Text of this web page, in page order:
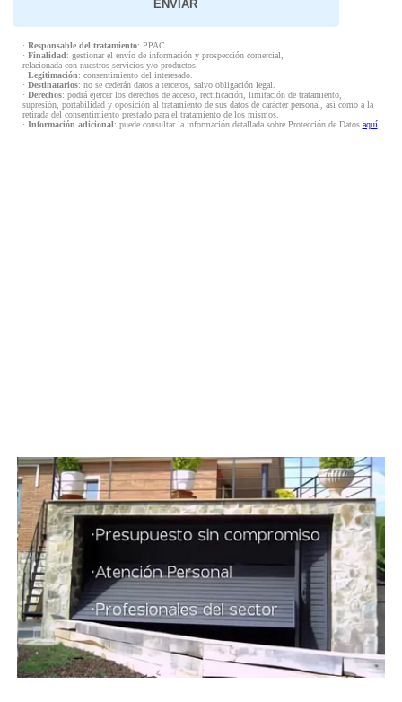
· Responsable del tratamiento: PPAC
· Finalidad: gestionar el envío de información y prospección comercial,
relacionada con nuestros servicios y/o productos.
· Legitimación: consentimiento del interesado.
· Destinatarios: no se cederán datos a terceros, salvo obligación legal.
· Derechos: podrá ejercer los derechos de acceso, rectificación, limitación de tratamiento,
supresión, portabilidad y oposición al tratamiento de sus datos de carácter personal, así como a la
retirada del consentimiento prestado para el tratamiento de los mismos.
· Información adicional: puede consultar la información detallada sobre Protección de Datos aquí.